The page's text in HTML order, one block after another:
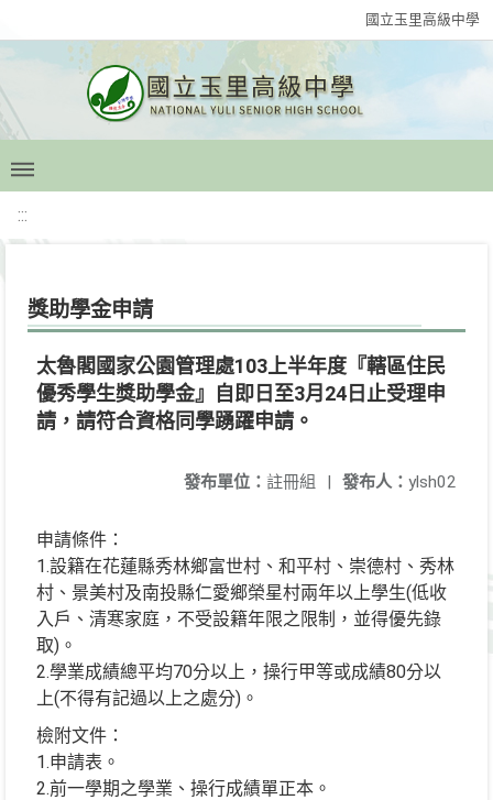
國立玉里高級中學
:::
獎助學金申請
太魯閣國家公園管理處103上半年度『轄區住民
優秀學生獎助學金』自即日至3月24日止受理申
請，請符合資格同學踴躍申請。
發布人： ylsh02
發布單位： 註冊組 |
申請條件：
1.設籍在花蓮縣秀林鄉富世村、和平村、崇德村、秀林
村、景美村及南投縣仁愛鄉榮星村兩年以上學生(低收
入戶、清寒家庭，不受設籍年限之限制，並得優先錄
取)。
2.學業成績總平均70分以上，操行甲等或成績80分以
上(不得有記過以上之處分)。
檢附文件：
1.申請表。
2.前一學期之學業、操行成績單正本。